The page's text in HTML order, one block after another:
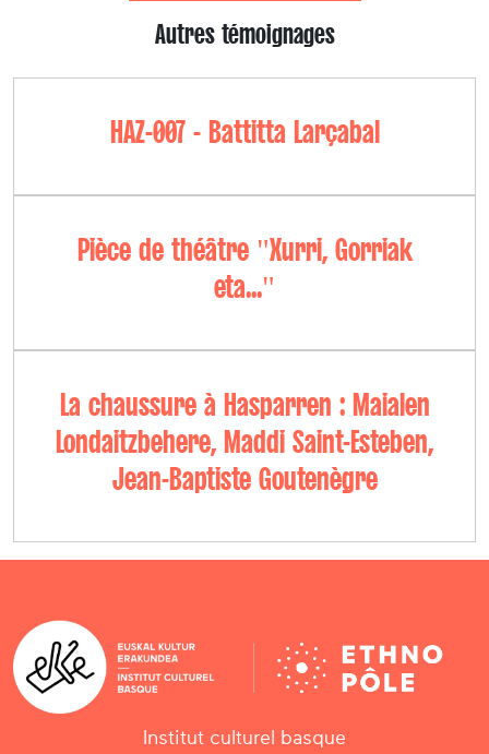
Autres témoignages
HAZ-007 - Battitta Larçabal
Pièce de théâtre "Xurri, Gorriak
eta..."
La chaussure à Hasparren : Maialen
Londaitzbehere, Maddi Saint-Esteben,
Jean-Baptiste Goutenègre
Institut culturel basque